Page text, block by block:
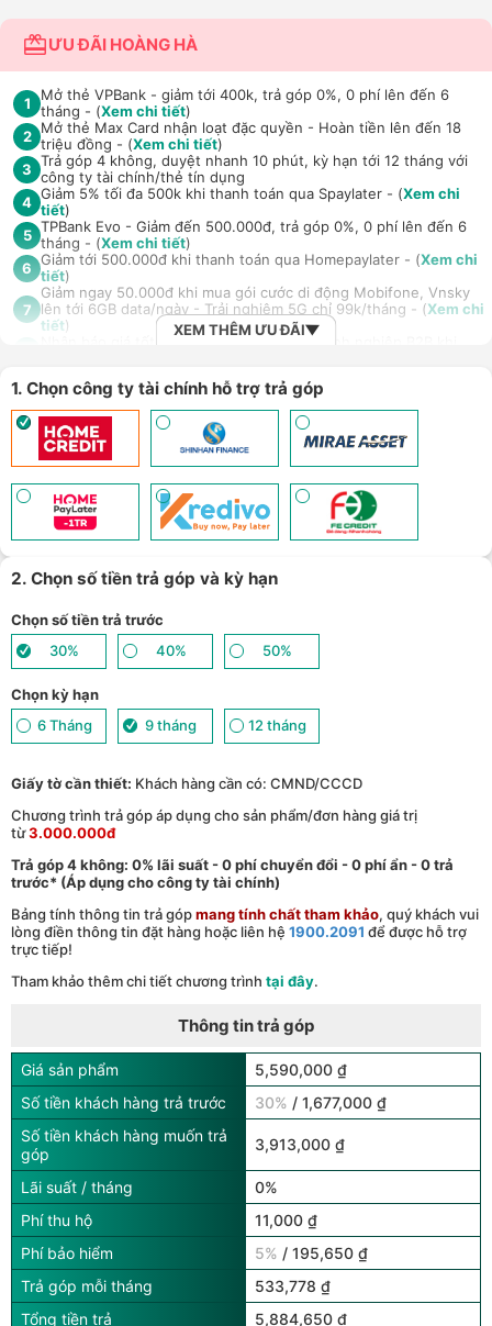
ƯU ĐÃI HOÀNG HÀ
1
Mở thẻ VPBank - giảm tới 400k, trả góp 0%, 0 phí lên đến 6
tháng - (Xem chi tiết)
2 Mở thẻ Max Card nhận loạt đặc quyền - Hoàn tiền lên đến 18
triệu đồng - (Xem chi tiết)
3 Trả góp 4 không, duyệt nhanh 10 phút, kỳ hạn tới 12 tháng với
công ty tài chính/thẻ tín dụng
4 Giảm 5% tối đa 500k khi thanh toán qua Spaylater - (Xem chi
tiết)
5 TPBank Evo - Giảm đến 500.000đ, trả góp 0%, 0 phí lên đến 6
tháng - (Xem chi tiết)
6 Giảm tới 500.000đ khi thanh toán qua Homepaylater - (Xem chi
tiết)
7
Giảm ngay 50.000đ khi mua gói cước di động Mobifone, Vnsky
lên tới 6GB data/ngày - Trải nghiệm 5G chỉ 99k/tháng - (Xem chi
tiết)
Nhận báo giá tốt nhất cho khách hàng doanh nghiệp B2B khi
XEM THÊM ƯU ĐÃI
1. Chọn công ty tài chính hỗ trợ trả góp
2. Chọn số tiền trả góp và kỳ hạn
Chọn số tiền trả trước
30%
40% 50%
Chọn kỳ hạn
6 Tháng
9 tháng 12 tháng
Giấy tờ cần thiết: Khách hàng cần có: CMND/CCCD
Chương trình trả góp áp dụng cho sản phẩm/đơn hàng giá trị
từ3.000.000đ
Trả góp 4 không: 0% lãi suất - 0 phí chuyển đổi - 0 phí ẩn - 0 trả
trước* (Áp dụng cho công ty tài chính)
Bảng tính thông tin trả gópmang tính chất tham khảo, quý khách vui
lòng điền thông tin đặt hàng hoặc liên hệ 1900.2091 để được hỗ trợ
trực tiếp!
Tham khảo thêm chi tiết chương trình tại đây.
Thông tin trả góp
Giá sản phẩm
5,590,000 ₫
Số tiền khách hàng trả trước
30% / 1,677,000 ₫
Số tiền khách hàng muốn trả
góp
3,913,000 ₫
Lãi suất / tháng
0%
Phí thu hộ
11,000 ₫
Phí bảo hiểm
5% / 195,650 ₫
Trả góp mỗi tháng
533,778 ₫
Tổng tiền trả
5,884,650 ₫